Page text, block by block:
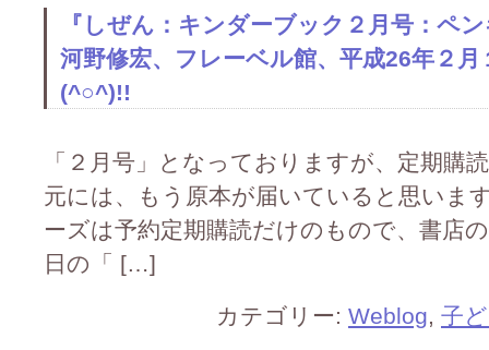
『しぜん：キンダーブック２月号：ペ
河野修宏、フレーベル館、平成26年２
(^○^)!!
「２月号」となっておりますが、定期購
元には、もう原本が届いていると思いま
ーズは予約定期購読だけのもので、書店
日の「 […]
カテゴリー: Weblog, 子